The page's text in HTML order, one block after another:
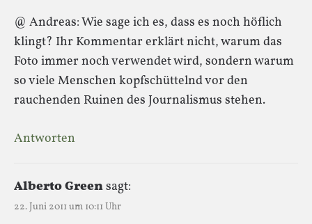
@ Andreas: Wie sage ich es, dass es noch höflich
klingt? Ihr Kommentar erklärt nicht, warum das
Foto immer noch verwendet wird, sondern warum
so viele Menschen kopfschüttelnd vor den
rauchenden Ruinen des Journalismus stehen.
Antworten
Alberto Greensagt:
22. Juni 2011 um 10:11 Uhr